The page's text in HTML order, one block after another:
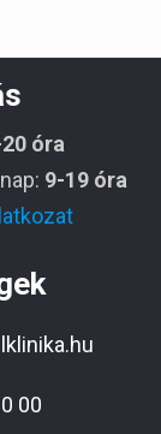
óra
9-19 óra
00